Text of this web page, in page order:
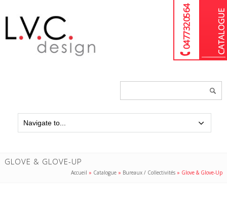
04 77 32 05 64
GLOVE & GLOVE-UP
Accueil » Catalogue » Bureaux / Collectivités » Glove & Glove-Up